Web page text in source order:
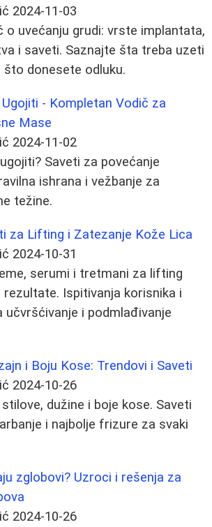
2024-11-03
o uvećanju grudi: vrste implantata,
i saveti. Saznajte šta treba uzeti
što donesete odluku.
- Kompletan Vodič za
Mase
2024-11-02
Saveti za povećanje
ishrana i vežbanje za
težine.
za Lifting i Zatezanje Kože Lica
2024-10-31
serumi i tretmani za lifting
rezultate. Ispitivanja korisnika i
i podmlađivanje
i Boju Kose: Trendovi i Saveti
2024-10-26
dužine i boje kose. Saveti
i najbolje frizure za svaki
zglobovi? Uzroci i rešenja za
2024-10-26